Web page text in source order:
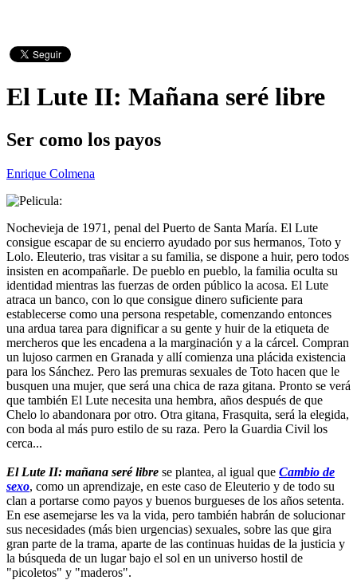
El Lute II: Mañana seré libre
Ser como los payos
Enrique Colmena
Nochevieja de 1971, penal del Puerto de Santa María. El Lute
consigue escapar de su encierro ayudado por sus hermanos, Toto y
Lolo. Eleuterio, tras visitar a su familia, se dispone a huir, pero todos
insisten en acompañarle. De pueblo en pueblo, la familia oculta su
identidad mientras las fuerzas de orden público la acosa. El Lute
atraca un banco, con lo que consigue dinero suficiente para
establecerse como una persona respetable, comenzando entonces
una ardua tarea para dignificar a su gente y huir de la etiqueta de
mercheros que les encadena a la marginación y a la cárcel. Compran
un lujoso carmen en Granada y allí comienza una plácida existencia
para los Sánchez. Pero las premuras sexuales de Toto hacen que le
busquen una mujer, que será una chica de raza gitana. Pronto se verá
que también El Lute necesita una hembra, años después de que
Chelo lo abandonara por otro. Otra gitana, Frasquita, será la elegida,
con boda al más puro estilo de su raza. Pero la Guardia Civil los
cerca...
El Lute II: mañana seré libre se plantea, al igual que Cambio de
sexo, como un aprendizaje, en este caso de Eleuterio y de todo su
clan a portarse como payos y buenos burgueses de los años setenta.
En ese asemejarse les va la vida, pero también habrán de solucionar
sus necesidades (más bien urgencias) sexuales, sobre las que gira
gran parte de la trama, aparte de las continuas huidas de la justicia y
la búsqueda de un lugar bajo el sol en un universo hostil de
"picoletos" y "maderos".